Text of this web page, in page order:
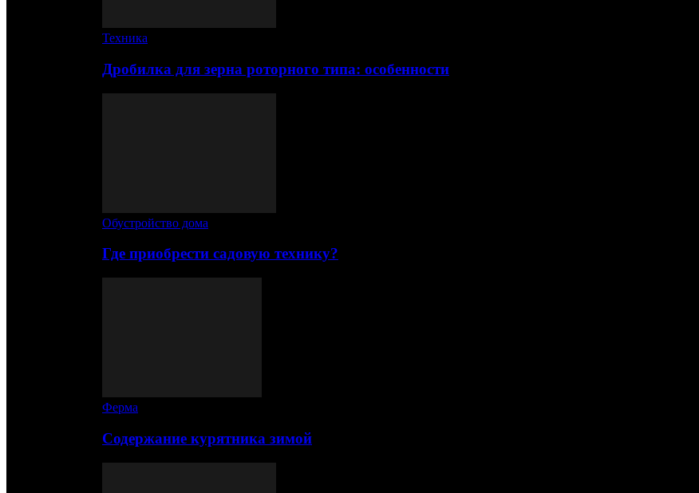
Техника
Дробилка для зерна роторного типа: особенности
Обустройство дома
Где приобрести садовую технику?
Ферма
Содержание курятника зимой